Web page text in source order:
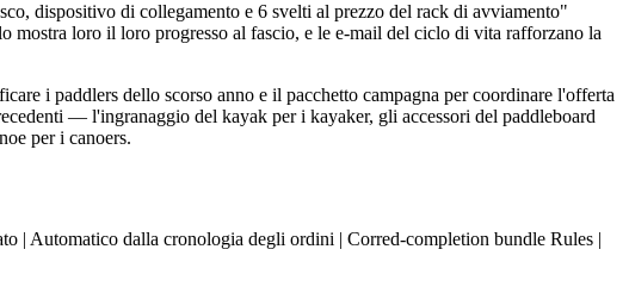
dispositivo di collegamento e 6 svelti al prezzo del rack di avviamento"
mostra loro il loro progresso al fascio, e le e-mail del ciclo di vita rafforzano la
i paddlers dello scorso anno e il pacchetto campagna per coordinare l'offerta
— l'ingranaggio del kayak per i kayaker, gli accessori del paddleboard
per i canoers.
| Automatico dalla cronologia degli ordini | Corred-completion bundle Rules |